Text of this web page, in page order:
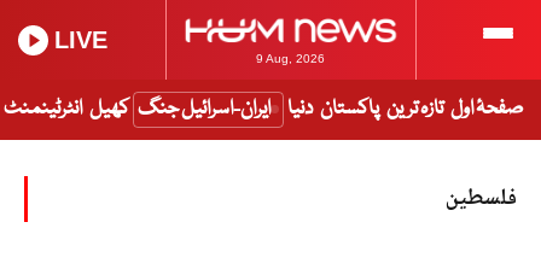
9 Aug, 2026
LIVE
صفحۂ اول تازہ ترین پاکستان دنیا ایران-اسرائیل جنگ کھیل انٹرٹینمنٹ
فلسطین